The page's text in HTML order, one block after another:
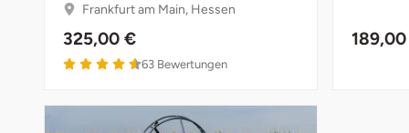
Frankfurt am Main, Hessen
325,00 €
63 Bewertungen